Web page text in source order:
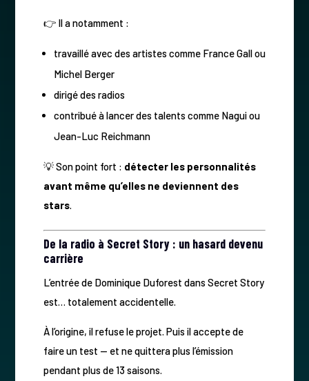
👉 Il a notamment :
travaillé avec des artistes comme France Gall ou
Michel Berger
dirigé des radios
contribué à lancer des talents comme Nagui ou
Jean-Luc Reichmann
💡 Son point fort : détecter les personnalités
avant même qu’elles ne deviennent des
stars.
De la radio à Secret Story : un hasard devenu
carrière
L’entrée de Dominique Duforest dans Secret Story
est… totalement accidentelle.
À l’origine, il refuse le projet. Puis il accepte de
faire un test — et ne quittera plus l’émission
pendant plus de 13 saisons.